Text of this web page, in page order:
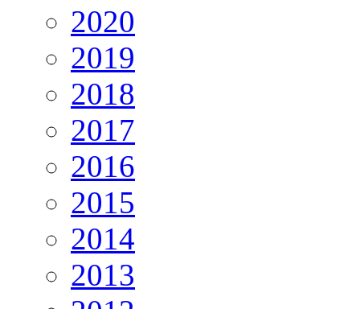
2020
2019
2018
2017
2016
2015
2014
2013